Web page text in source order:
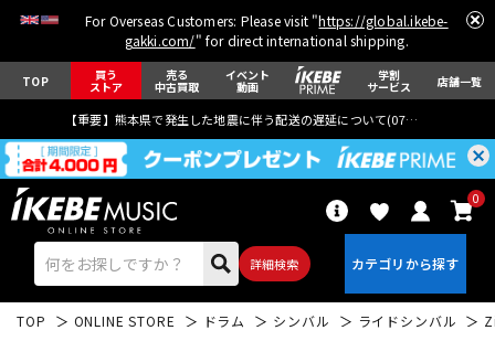
For Overseas Customers: Please visit "https://global.ikebe-
gakki.com/" for direct international shipping.
TOP 買う
ストア
売る
中古買取
イベント
動画
学割
サービス 店舗一覧
【重要】熊本県で発生した地震に伴う配送の遅延について(07月29日
詳細検索
0
TOP ONLINE STORE ドラム シンバル ライドシンバル